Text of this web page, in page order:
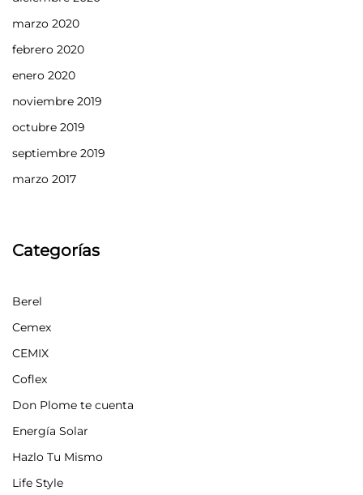
marzo 2020
febrero 2020
enero 2020
noviembre 2019
octubre 2019
septiembre 2019
marzo 2017
Categorías
Berel
Cemex
CEMIX
Coflex
Don Plome te cuenta
Energía Solar
Hazlo Tu Mismo
Life Style